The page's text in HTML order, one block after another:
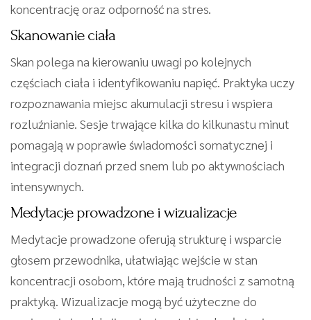
koncentrację oraz odporność na stres.
Skanowanie ciała
Skan polega na kierowaniu uwagi po kolejnych
częściach ciała i identyfikowaniu napięć. Praktyka uczy
rozpoznawania miejsc akumulacji stresu i wspiera
rozluźnianie. Sesje trwające kilka do kilkunastu minut
pomagają w poprawie świadomości somatycznej i
integracji doznań przed snem lub po aktywnościach
intensywnych.
Medytacje prowadzone i wizualizacje
Medytacje prowadzone oferują strukturę i wsparcie
głosem przewodnika, ułatwiając wejście w stan
koncentracji osobom, które mają trudności z samotną
praktyką. Wizualizacje mogą być użyteczne do